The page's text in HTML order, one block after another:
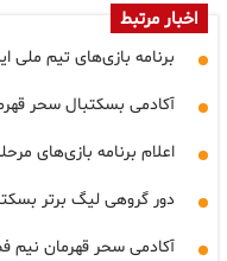
اخبار مرتبط
برنامه بازی‌های تیم ملی
آکادمی بسکتبال سحر
اعلام برنامه بازی‌های
دور گروهی لیگ برتر
آکادمی سحر قهرمان